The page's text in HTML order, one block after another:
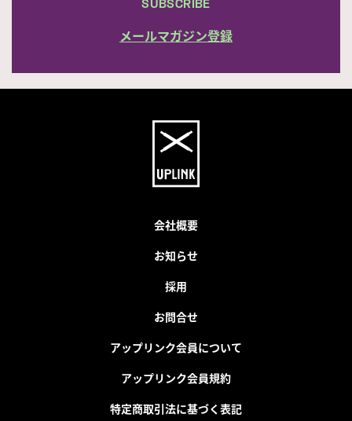
メールマガジン登録
会社概要
お知らせ
採用
お問合せ
アップリンク会員について
アップリンク会員規約
特定商取引法に基づく表記